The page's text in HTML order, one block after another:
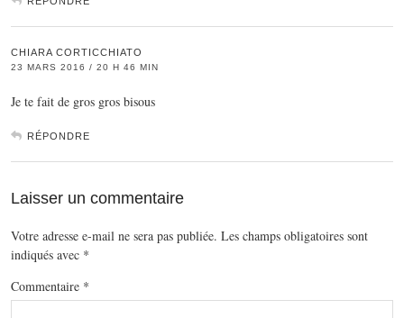
CHIARA CORTICCHIATO
23 MARS 2016 / 20 H 46 MIN
Je te fait de gros gros bisous
RÉPONDRE
Laisser un commentaire
Votre adresse e-mail ne sera pas publiée. Les champs obligatoires sont
indiqués avec *
Commentaire *